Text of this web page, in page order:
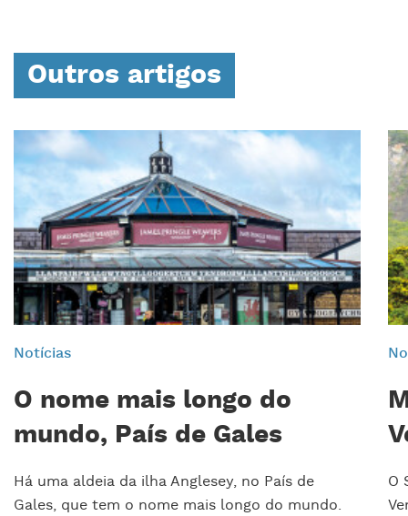
Outros artigos
Notícias
O nome mais longo do
mundo, País de Gales
Há uma aldeia da ilha Anglesey, no País de
Gales, que tem o nome mais longo do mundo.
O